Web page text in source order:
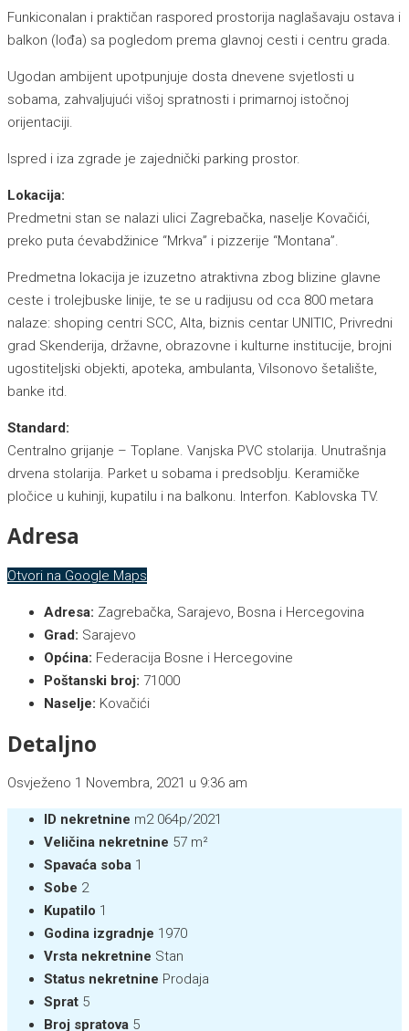
Funkiconalan i praktičan raspored prostorija naglašavaju ostava i
balkon (lođa) sa pogledom prema glavnoj cesti i centru grada.
Ugodan ambijent upotpunjuje dosta dnevene svjetlosti u
sobama, zahvaljujući višoj spratnosti i primarnoj istočnoj
orijentaciji.
Ispred i iza zgrade je zajednički parking prostor.
Lokacija:
Predmetni stan se nalazi ulici Zagrebačka, naselje Kovačići,
preko puta ćevabdžinice “Mrkva” i pizzerije “Montana”.
Predmetna lokacija je izuzetno atraktivna zbog blizine glavne
ceste i trolejbuske linije, te se u radijusu od cca 800 metara
nalaze: shoping centri SCC, Alta, biznis centar UNITIC, Privredni
grad Skenderija, državne, obrazovne i kulturne institucije, brojni
ugostiteljski objekti, apoteka, ambulanta, Vilsonovo šetalište,
banke itd.
Standard:
Centralno grijanje – Toplane. Vanjska PVC stolarija. Unutrašnja
drvena stolarija. Parket u sobama i predsoblju. Keramičke
pločice u kuhinji, kupatilu i na balkonu. Interfon. Kablovska TV.
Adresa
Otvori na Google Maps
Adresa: Zagrebačka, Sarajevo, Bosna i Hercegovina
Grad: Sarajevo
Općina: Federacija Bosne i Hercegovine
Poštanski broj: 71000
Naselje: Kovačići
Detaljno
Osvježeno 1 Novembra, 2021 u 9:36 am
ID nekretnine m2 064p/2021
Veličina nekretnine 57 m²
Spavaća soba 1
Sobe 2
Kupatilo 1
Godina izgradnje 1970
Vrsta nekretnine Stan
Status nekretnine Prodaja
Sprat 5
Broj spratova 5